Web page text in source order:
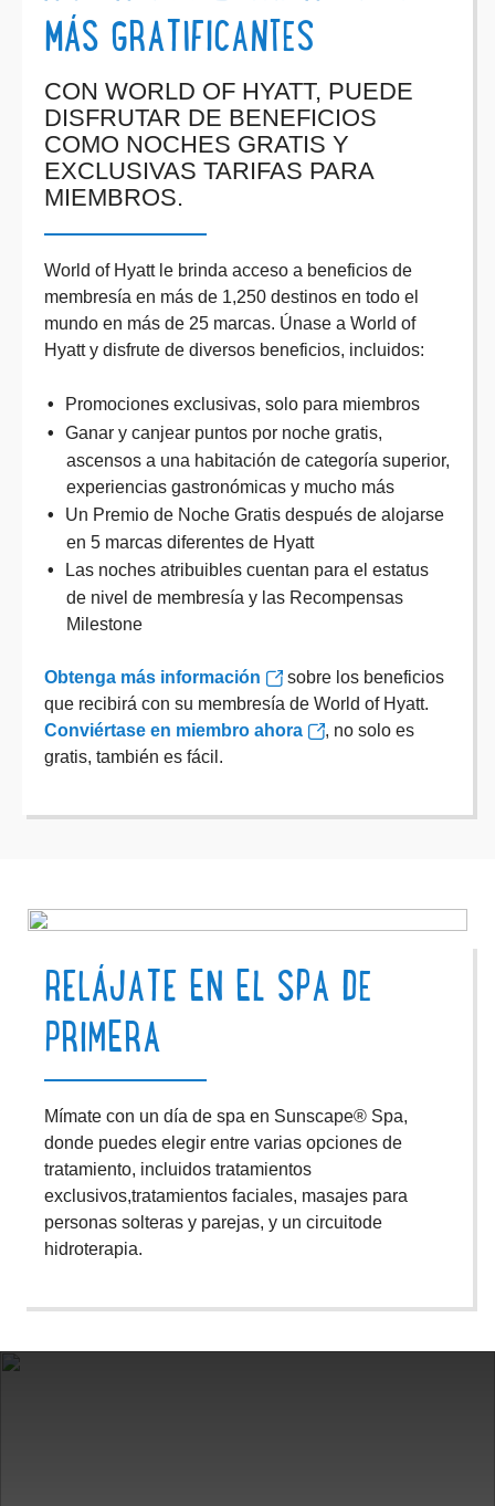
MÁS GRATIFICANTES
CON WORLD OF HYATT, PUEDE
DISFRUTAR DE BENEFICIOS
COMO NOCHES GRATIS Y
EXCLUSIVAS TARIFAS PARA
MIEMBROS.
World of Hyatt le brinda acceso a beneficios de
membresía en más de 1,250 destinos en todo el
mundo en más de 25 marcas. Únase a World of
Hyatt y disfrute de diversos beneficios, incluidos:
Promociones exclusivas, solo para miembros
Ganar y canjear puntos por noche gratis,
ascensos a una habitación de categoría superior,
experiencias gastronómicas y mucho más
Un Premio de Noche Gratis después de alojarse
en 5 marcas diferentes de Hyatt
Las noches atribuibles cuentan para el estatus
de nivel de membresía y las Recompensas
Milestone
Obtenga más información
sobre los beneficios
que recibirá con su membresía de World of Hyatt.
Conviértase en miembro ahora
, no solo es
gratis, también es fácil.
RELÁJATE EN EL SPA DE
PRIMERA
Mímate con un día de spa en Sunscape® Spa,
donde puedes elegir entre varias opciones de
tratamiento, incluidos tratamientos
exclusivos,tratamientos faciales, masajes para
personas solteras y parejas, y un circuitode
hidroterapia.